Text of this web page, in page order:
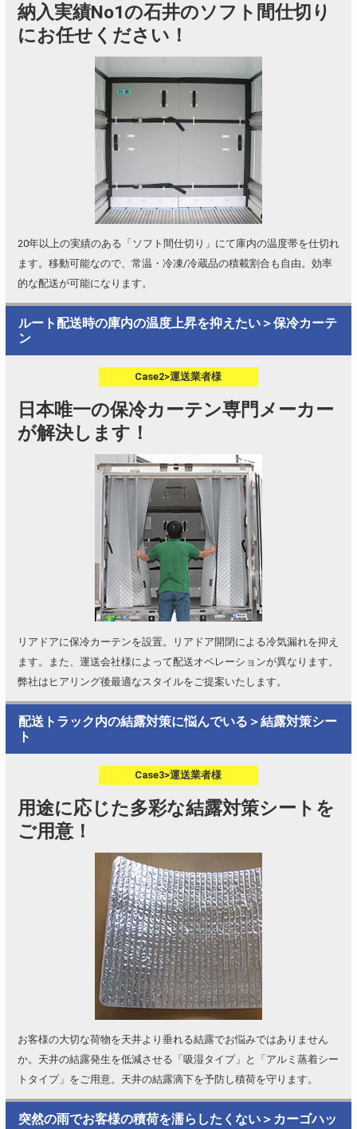
納入実績No1の石井のソフト間仕切り
にお任せください！
20年以上の実績のある「ソフト間仕切り」にて庫内の温度帯を仕切れ
ます。移動可能なので、常温・冷凍/冷蔵品の積載割合も自由。効率
的な配送が可能になります。
ルート配送時の庫内の温度上昇を抑えたい＞保冷カーテ
ン
Case2>運送業者様
日本唯一の保冷カーテン専門メーカー
が解決します！
リアドアに保冷カーテンを設置。リアドア開閉による冷気漏れを抑え
ます。また、運送会社様によって配送オペレーションが異なります。
弊社はヒアリング後最適なスタイルをご提案いたします。
配送トラック内の結露対策に悩んでいる＞結露対策シー
ト
Case3>運送業者様
用途に応じた多彩な結露対策シートを
ご用意！
お客様の大切な荷物を天井より垂れる結露でお悩みではありません
か。天井の結露発生を低減させる「吸湿タイプ」と「アルミ蒸着シー
トタイプ」をご用意。天井の結露滴下を予防し積荷を守ります。
突然の雨でお客様の積荷を濡らしたくない＞カーゴハッ